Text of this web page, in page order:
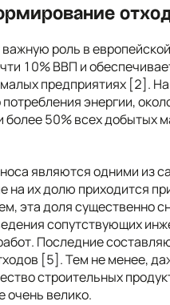
роль в европейской
10% ВВП и
предприятиях [2].
энергии,
более 50% всех добытых
являются одними из
на их долю приходится
эта доля существенно
сопутствующих
Последние
[5]. Тем не менее,
строительных
очень велико.